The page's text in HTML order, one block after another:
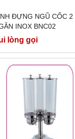
ĐỰNG NGŨ CỐC 2
INOX BNC02
lòng gọi